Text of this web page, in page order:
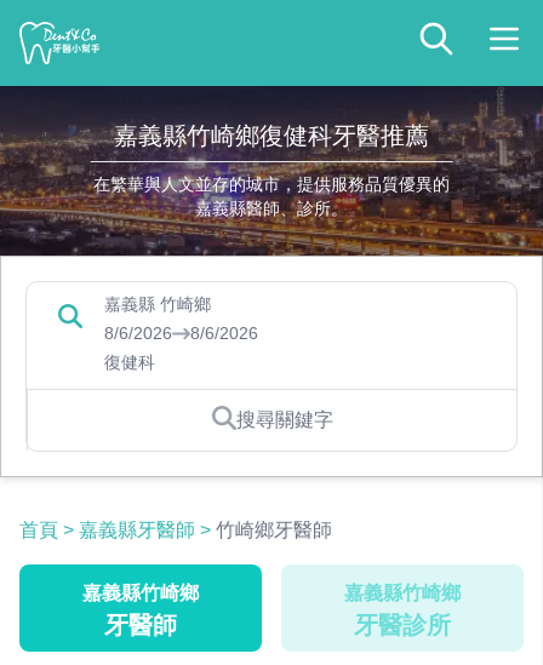
嘉義縣竹崎鄉復健科牙醫推薦
在繁華與人文並存的城市，提供服務品質優異的
嘉義縣醫師、診所。
嘉義縣 竹崎鄉
8/6/2026
8/6/2026
復健科
搜尋關鍵字
首頁 > 嘉義縣牙醫師 > 竹崎鄉牙醫師
嘉義縣竹崎鄉
牙醫師
嘉義縣竹崎鄉
牙醫診所